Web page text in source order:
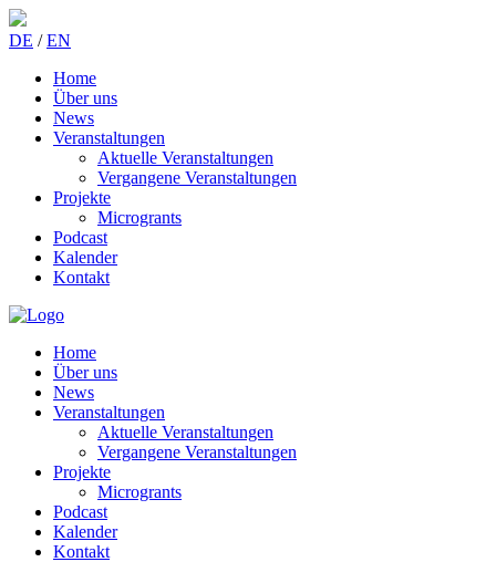
DE /EN
Home
Über uns
News
Veranstaltungen
Aktuelle Veranstaltungen
Vergangene Veranstaltungen
Projekte
Microgrants
Podcast
Kalender
Kontakt
Home
Über uns
News
Veranstaltungen
Aktuelle Veranstaltungen
Vergangene Veranstaltungen
Projekte
Microgrants
Podcast
Kalender
Kontakt